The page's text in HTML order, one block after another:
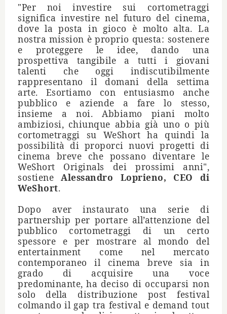
"Per noi investire sui cortometraggi
significa investire nel futuro del cinema,
dove la posta in gioco è molto alta. La
nostra mission èproprio questa: sostenere
e proteggere le idee, dando una
prospettiva tangibile a tutti i giovani
talenti che oggi indiscutibilmente
rappresentano il domani della settima
arte. Esortiamo con entusiasmo anche
pubblico e aziende a fare lo stesso,
insieme a noi. Abbiamo piani molto
ambiziosi, chiunque abbia già uno o più
cortometraggi su WeShort ha quindi la
possibilità di proporci nuovi progetti di
cinema breve che possano diventare le
WeShort Originals dei prossimi anni",
sostieneAlessandro Loprieno, CEO di
WeShort.
Dopo aver instaurato una serie di
partnership per portare all’attenzione del
pubblico cortometraggi di un certo
spessore e per mostrare al mondo del
entertainment come nel mercato
contemporaneo il cinema breve sia in
grado di acquisire una voce
predominante, ha deciso di occuparsi non
solo della distribuzione post festival
colmando il gap tra festival e demand tout